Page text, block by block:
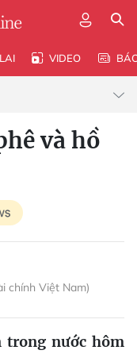
VIDEO
và hồ
chính Việt Nam)
trong nước hôm